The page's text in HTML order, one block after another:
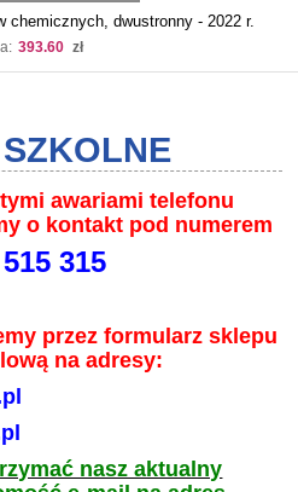
chemicznych, dwustronny - 2022 r.
393.60 zł
awariami telefonu
o kontakt pod numerem
315
przez formularz sklepu
na adresy:
nasz aktualny